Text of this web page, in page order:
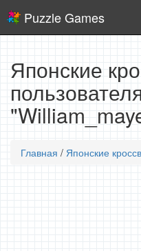
Puzzle Games
Японские
Главная / Японские